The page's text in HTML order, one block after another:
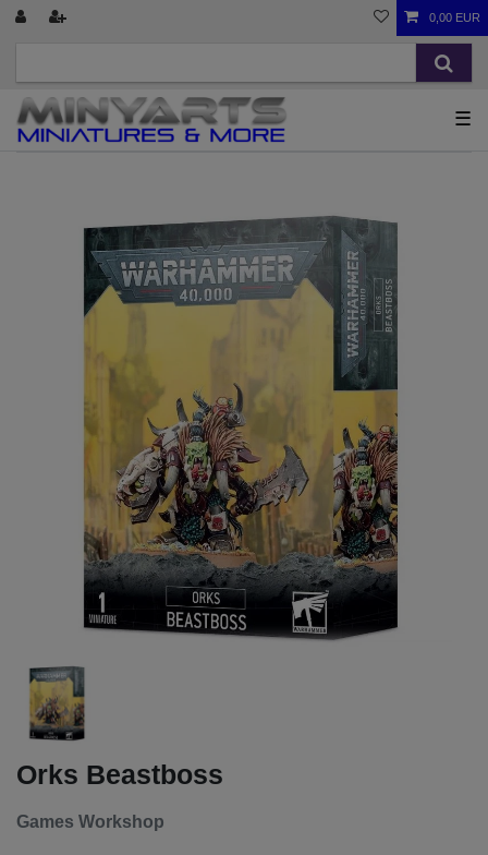
0,00 EUR
☰
Orks Beastboss
Games Workshop